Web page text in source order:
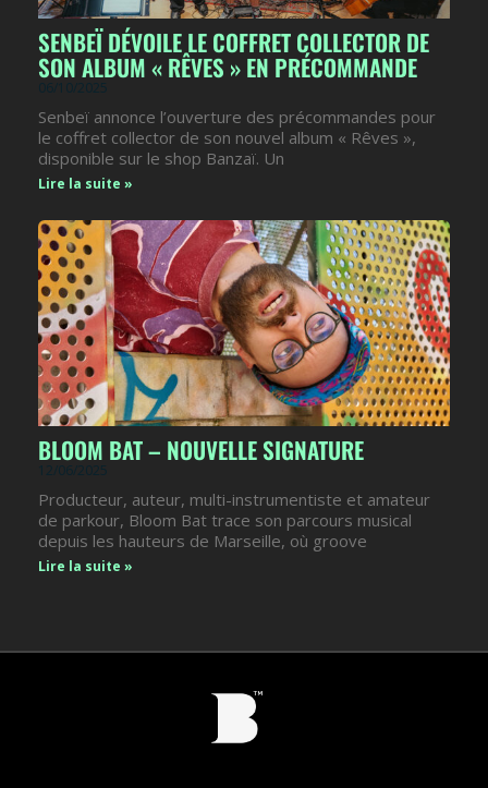
SENBEÏ DÉVOILE LE COFFRET COLLECTOR DE
SON ALBUM « RÊVES » EN PRÉCOMMANDE
06/10/2025
Senbeï annonce l’ouverture des précommandes pour
le coffret collector de son nouvel album « Rêves »,
disponible sur le shop Banzaï. Un
Lire la suite »
BLOOM BAT – NOUVELLE SIGNATURE
12/06/2025
Producteur, auteur, multi-instrumentiste et amateur
de parkour, Bloom Bat trace son parcours musical
depuis les hauteurs de Marseille, où groove
Lire la suite »